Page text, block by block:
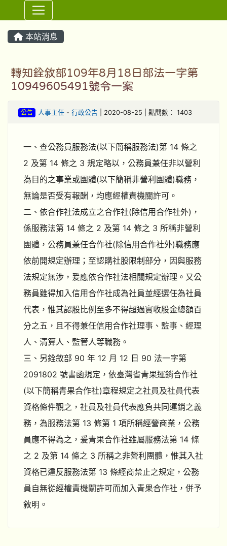
⏸
本站消息
轉知銓敘部109年8月18日部法一字第
10949605491號令一案
公告 人事主任- 行政公告 | 2020-08-25 | 點閱數： 1403
一、查公務員服務法(以下簡稱服務法)第 14 條之
2 及第 14 條之 3 規定略以，公務員兼任非以營利
為目的之事業或團體(以下簡稱非營利團體)職務，
無論是否受有報酬，均應經權責機關許可。
二、依合作社法成立之合作社(除信用合作社外)，
係服務法第 14 條之 2 及第 14 條之 3 所稱非營利
團體，公務員兼任合作社(除信用合作社外)職務應
依前開規定辦理；至認購社股限制部分，因與服務
法規定無涉，爰應依合作社法相關規定辦理。又公
務員雖得加入信用合作社成為社員並經選任為社員
代表，惟其認股比例至多不得超過實收股金總額百
分之五，且不得兼任信用合作社理事、監事、經理
人、清算人、監管人等職務。
三、另銓敘部 90 年 12 月 12 日 90 法一字第
2091802 號書函規定，依臺灣省青果運銷合作社
(以下簡稱青果合作社)章程規定之社員及社員代表
資格條件觀之，社員及社員代表應負共同運銷之義
務，為服務法第 13 條第 1 項所稱經營商業，公務
員應不得為之，爰青果合作社雖屬服務法第 14 條
之 2 及第 14 條之 3 所稱之非營利團體，惟其入社
資格已違反服務法第 13 條經商禁止之規定，公務
員自無從經權責機關許可而加入青果合作社，併予
敘明。